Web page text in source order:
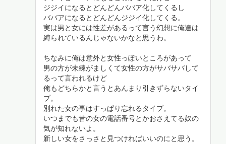
ジジイになるとどんどんババア化してくるし
ババアになるとどんどんジジイ化してくる。
実は男と女には性差があるって言う幻想に俺達は
縛られているんじゃないかなと思うわ。
ちなみに俺は意外と女性っぽいところがあって
男の方が未練がましくて女性の方がサバサバして
るって言われるけど
俺もどちらかと言うとあんまり引きずらないタイ
プ。
別れた女の事はすっぱり忘れるタイプ。
いつまでも昔の女の電話番号とかおさえてる奴の
気が知れないよ。
新しい女をさっさと見つければいいのにと思う。